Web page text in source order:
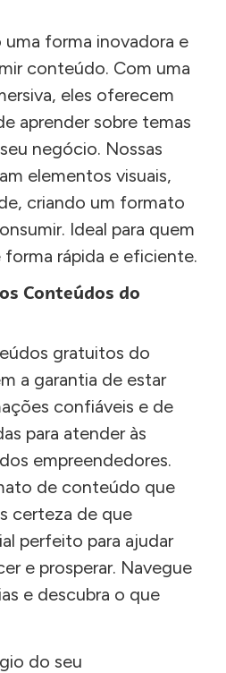
uma forma inovadora e
conteúdo. Com uma
eles oferecem
aprender sobre temas
negócio. Nossas
elementos visuais,
criando um formato
Ideal para quem
rápida e eficiente.
Conteúdos do
gratuitos do
a garantia de estar
confiáveis e de
para atender às
empreendedores.
de conteúdo que
certeza de que
perfeito para ajudar
e prosperar. Navegue
e descubra o que
do seu